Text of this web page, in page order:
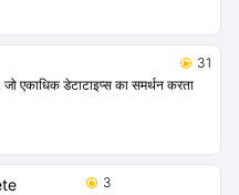
31
एकाधिक डेटाटाइप्स का समर्थन करता
3